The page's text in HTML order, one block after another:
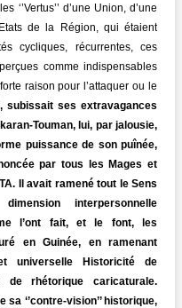
‘’Vertus’’ d’une Union, d’une
de la Région, qui étaient
cycliques, récurrentes, ces
perçues comme indispensables
raison pour l’attaquer ou le
subissait ses extravagances
Touman, lui, par jalousie,
puissance de son puînée,
par tous les Mages et
Il avait ramené tout le Sens
interpersonnelle
l’ont fait, et le font, les
en Guinée, en ramenant
universelle Historicité de
rhétorique caricaturale.
‘’contre-vision’’ historique,